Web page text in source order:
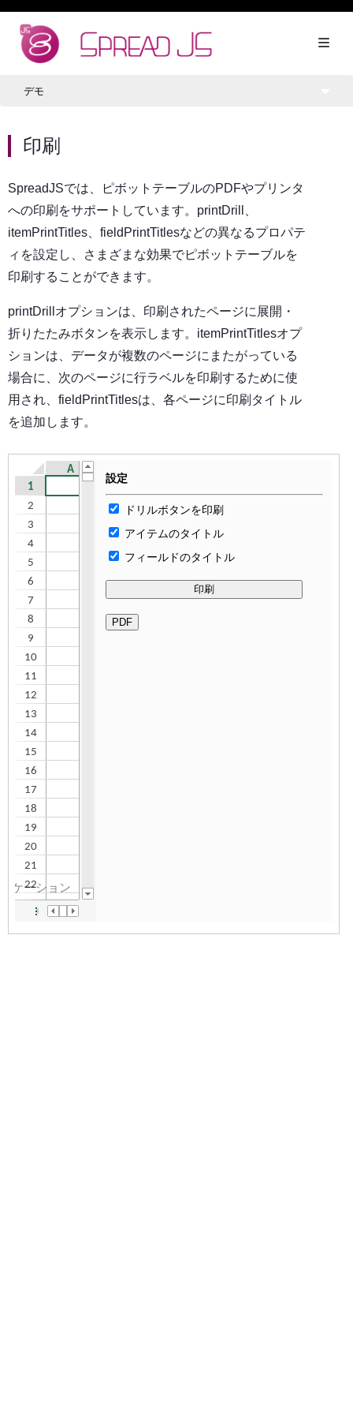
デモ
印刷
SpreadJSでは、ピボットテーブルのPDFやプリンタ
への印刷をサポートしています。printDrill、
itemPrintTitles、fieldPrintTitlesなどの異なるプロパテ
ィを設定し、さまざまな効果でピボットテーブルを
印刷することができます。
printDrillオプションは、印刷されたページに展開・
折りたたみボタンを表示します。itemPrintTitlesオプ
ションは、データが複数のページにまたがっている
場合に、次のページに行ラベルを印刷するために使
用され、fieldPrintTitlesは、各ページに印刷タイトル
を追加します。